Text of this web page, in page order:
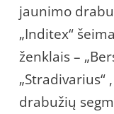
jaunimo
„Inditex“
ženklais –
„Stradivarius“
drabužių